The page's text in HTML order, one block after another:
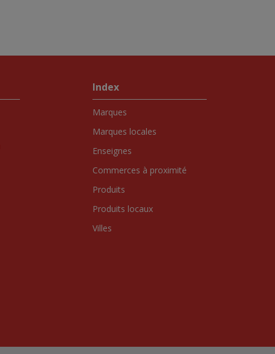
Index
Marques
Marques locales
Enseignes
Commerces à proximité
Produits
Produits locaux
Villes